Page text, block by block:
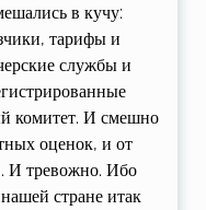
в кучу:
тарифы и
службы и
комитет. И смешно
оценок, и от
И тревожно. Ибо
стране итак